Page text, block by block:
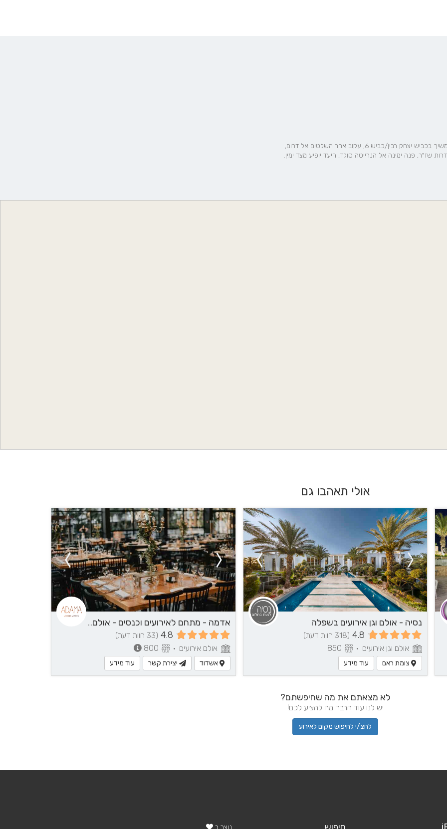
לבאים מכביש 1: המשך אל כביש 1, היצמד לשמאל במזלג כדי להמשיך בכביש יצחק רבין/כביש 6, עקוב אחר השלטים אל דרום,
אולי תאהבו גם
עוד פרטים?
לחצ/י ליצירת
קשר
נסיה - אולם וגן אירועים בשפלה
4.8 (318 חוות דעת)
אולם וגן אירועים •
צומת ראם עוד מידע
אדמה - מתחם לאירועים וכנסים - אולם אירועים באשדוד והסביבה
4.8 (33 חוות דעת)
אולם אירועים •
אשדוד יצירת קשר עוד מידע
לא מצאתם את מה שחיפשתם?
יש לנו עוד הרבה מה להציע לכם!
לחצ/י לחיפוש מקום לאירוע
נוצר ב